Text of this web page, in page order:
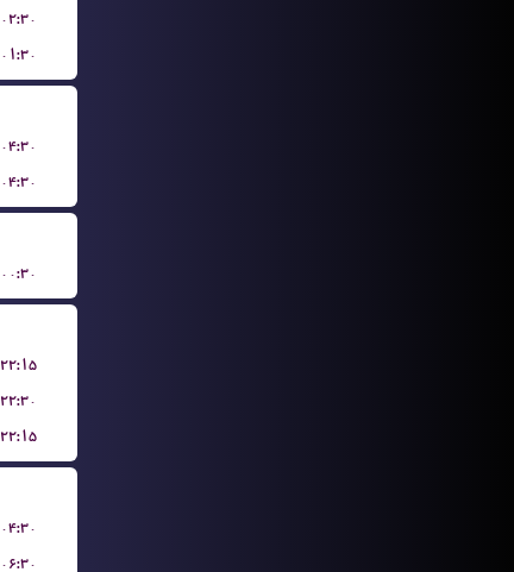
۰۲:۳۰
۰۱:۳۰
۰۴:۳۰
۰۴:۳۰
۰۰:۳۰
۲۲:۱۵
۲۲:۳۰
۲۲:۱۵
۰۴:۳۰
۰۶:۳۰